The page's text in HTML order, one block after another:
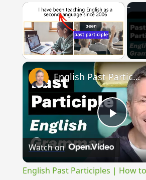
×
Play
English Past Participles | How to use correctly
Watch on
English Past Participles | How